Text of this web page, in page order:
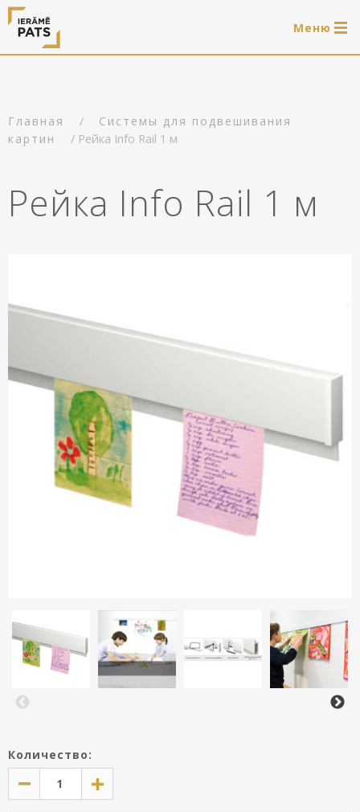
Mеню
Войти
Обрамление
Магазин
Деревянные рамы
Металлические рамы
Паспарту
Овальные рамы
Полезно
Паспарту
Стекло
Установка-видео
Как совершить покупку
Контакты
Доставка и оплата
Главная /
Системы для подвешивания
картин
/ Рейка Info Rail 1 м
Рейка Info Rail 1 м
Количество: